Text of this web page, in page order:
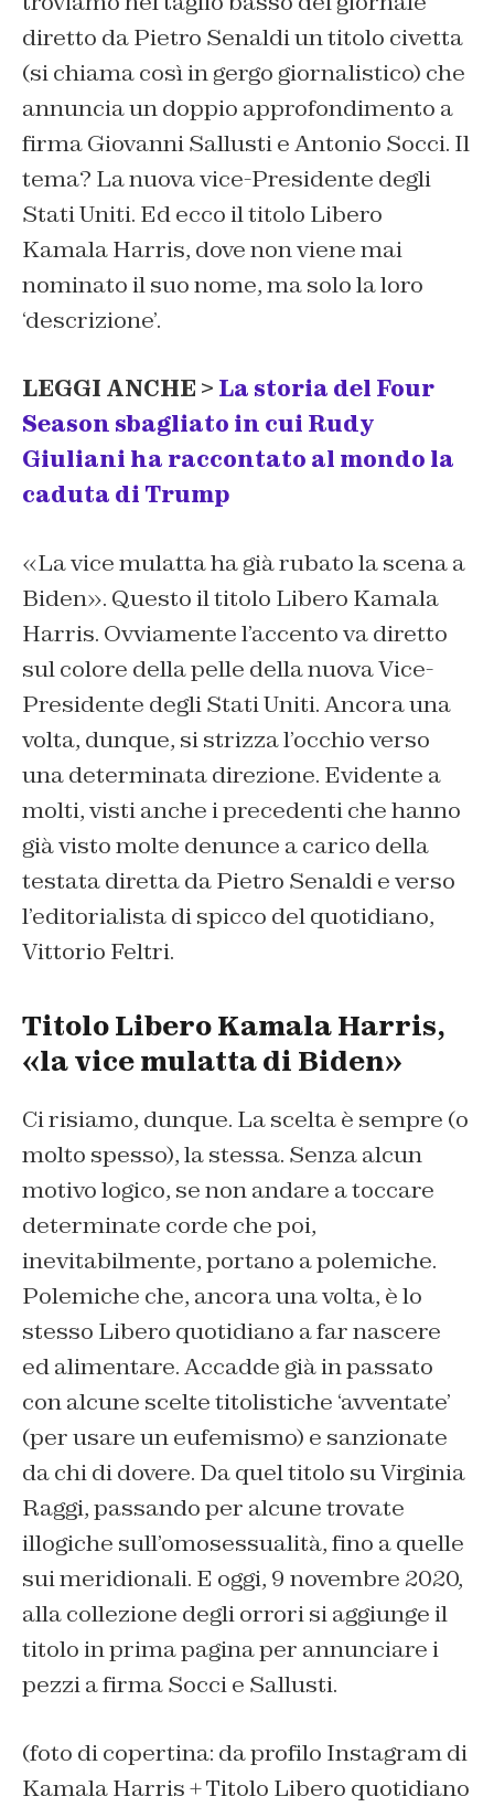
diretto da Pietro Senaldi un titolo civetta
(si chiama così in gergo giornalistico) che
annuncia un doppio approfondimento a
firma Giovanni Sallusti e Antonio Socci. Il
tema? La nuova vice-Presidente degli
Stati Uniti. Ed ecco il titolo Libero
Kamala Harris, dove non viene mai
nominato il suo nome, ma solo la loro
‘descrizione’.
LEGGI ANCHE > La storia del Four
Season sbagliato in cui Rudy
Giuliani ha raccontato al mondo la
caduta di Trump
«La vice mulatta ha già rubato la scena a
Biden». Questo il titolo Libero Kamala
Harris. Ovviamente l’accento va diretto
sul colore della pelle della nuova Vice-
Presidente degli Stati Uniti. Ancora una
volta, dunque, si strizza l’occhio verso
una determinata direzione. Evidente a
molti, visti anche i precedenti che hanno
già visto molte denunce a carico della
testata diretta da Pietro Senaldi e verso
l’editorialista di spicco del quotidiano,
Vittorio Feltri.
Titolo Libero Kamala Harris,
«la vice mulatta di Biden»
Ci risiamo, dunque. La scelta è sempre (o
molto spesso), la stessa. Senza alcun
motivo logico, se non andare a toccare
determinate corde che poi,
inevitabilmente, portano a polemiche.
Polemiche che, ancora una volta, è lo
stesso Libero quotidiano a far nascere
ed alimentare. Accadde già in passato
con alcune scelte titolistiche ‘avventate’
(per usare un eufemismo) e sanzionate
da chi di dovere. Da quel titolo su Virginia
Raggi, passando per alcune trovate
illogiche sull’omosessualità, fino a quelle
sui meridionali. E oggi, 9 novembre 2020,
alla collezione degli orrori si aggiunge il
titolo in prima pagina per annunciare i
pezzi a firma Socci e Sallusti.
(foto di copertina: da profilo Instagram di
Kamala Harris + Titolo Libero quotidiano